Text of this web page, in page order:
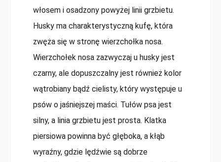
włosem i osadzony powyżej linii grzbietu.
Husky ma charakterystyczną kufę, która
zwęża się w stronę wierzchołka nosa.
Wierzchołek nosa zazwyczaj u husky jest
czarny, ale dopuszczalny jest również kolor
wątrobiany bądź cielisty, który występuje u
psów o jaśniejszej maści. Tułów psa jest
silny, a linia grzbietu jest prosta. Klatka
piersiowa powinna być głęboka, a kłąb
wyraźny, gdzie lędźwie są dobrze